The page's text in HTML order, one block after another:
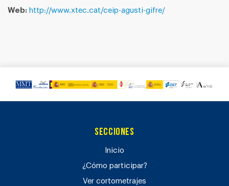
Web: http://www.xtec.cat/ceip-agusti-gifre/
Secciones
Inicio
¿Cómo participar?
Ver cortometrajes